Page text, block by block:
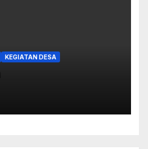
KEGIATAN DESA